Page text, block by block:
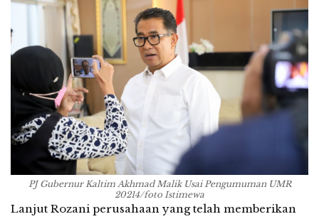
PJ Gubernur Kaltim Akhmad Malik Usai Pengumuman UMR
20214/foto Istimewa
Lanjut Rozani perusahaan yang telah memberikan